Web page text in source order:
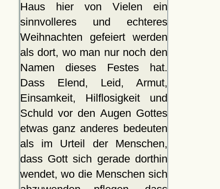
Haus hier von Vielen ein
sinnvolleres und echteres
Weihnachten gefeiert werden
als dort, wo man nur noch den
Namen dieses Festes hat.
Dass Elend, Leid, Armut,
Einsamkeit, Hilflosigkeit und
Schuld vor den Augen Gottes
etwas ganz anderes bedeuten
als im Urteil der Menschen,
dass Gott sich gerade dorthin
wendet, wo die Menschen sich